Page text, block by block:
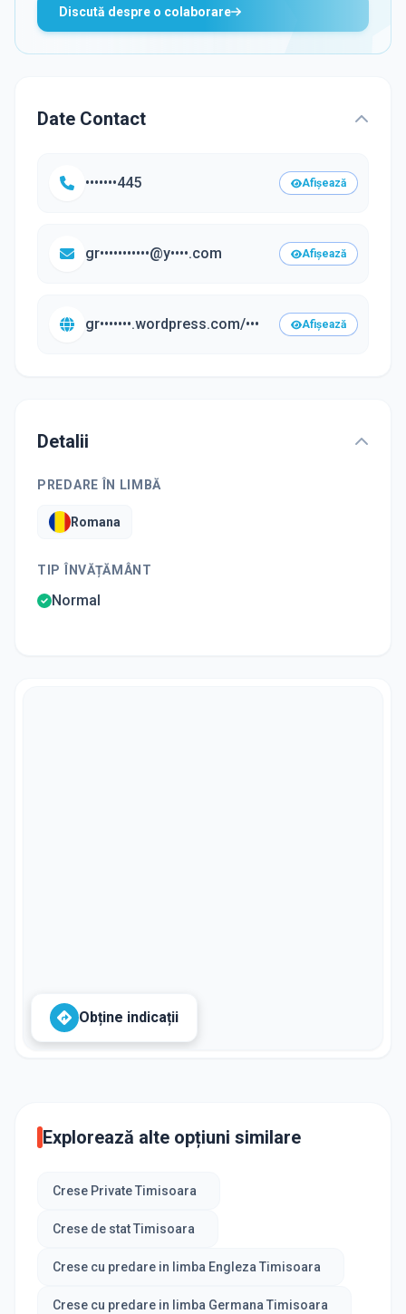
Discută despre o colaborare
Date Contact
•••••••445 Afișează
gr•••••••••••@y••••.com Afișează
gr•••••••.wordpress.com/••• Afișează
Detalii
PREDARE ÎN LIMBĂ
Romana
TIP ÎNVĂȚĂMÂNT
Normal
Obține indicații
Explorează alte opțiuni similare
Crese Private Timisoara
Crese de stat Timisoara
Crese cu predare in limba Engleza Timisoara
Crese cu predare in limba Germana Timisoara